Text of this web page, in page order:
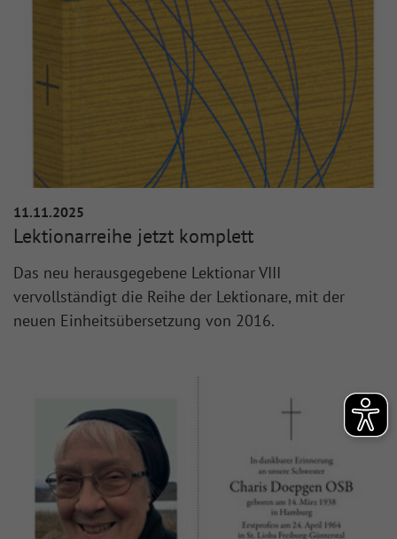
11.11.2025
Lektionarreihe jetzt komplett
Das neu herausgegebene Lektionar VIII
vervollständigt die Reihe der Lektionare, mit der
neuen Einheitsübersetzung von 2016.